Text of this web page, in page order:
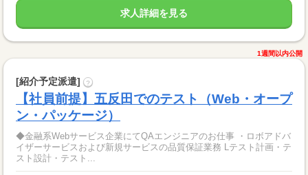
求人詳細を見る
1週間以内公開
[紹介予定派遣] ?
【社員前提】五反田でのテスト（Web・オープ
ン・パッケージ）
◆金融系Webサービス企業にてQAエンジニアのお仕事 ・ロボアドバ
イザーサービスおよび新規サービスの品質保証業務 Lテスト計画・テ
スト設計・テスト...